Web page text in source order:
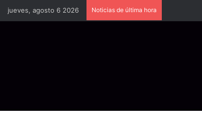
jueves, agosto 6 2026 Noticias de última hora